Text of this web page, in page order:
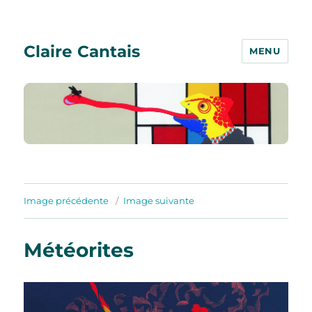
Claire Cantais MENU
Image précédente Image suivante
Météorites